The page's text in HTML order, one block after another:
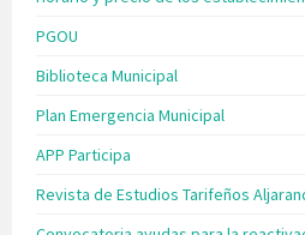
PGOU
Biblioteca Municipal
Plan Emergencia Municipal
APP Participa
Revista de Estudios Tarifeños